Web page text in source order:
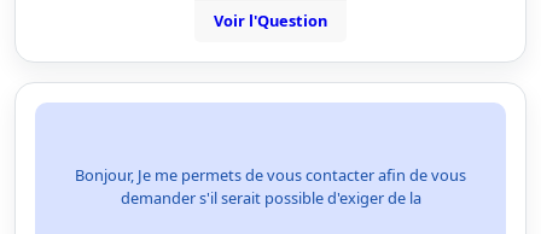
Voir l'Question
Bonjour, Je me permets de vous contacter afin de vous
demander s'il serait possible d'exiger de la